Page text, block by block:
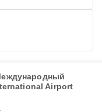
Airport